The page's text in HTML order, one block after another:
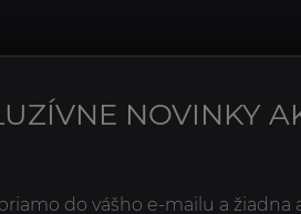
NOVINKY
do vášho e-mailu a žiadna